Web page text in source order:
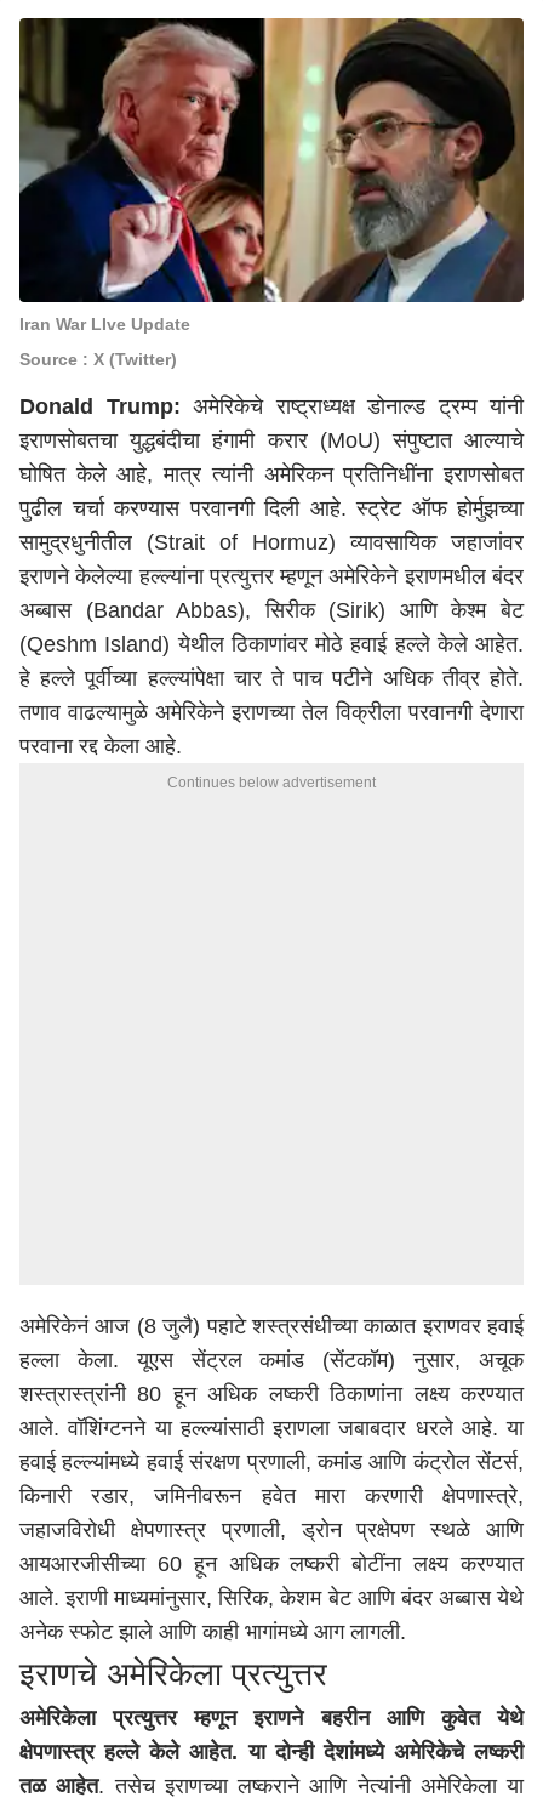
Iran War LIve Update
Source : X (Twitter)
Donald Trump: अमेरिकेचे राष्ट्राध्यक्ष डोनाल्ड ट्रम्प यांनी
इराणसोबतचा युद्धबंदीचा हंगामी करार (MoU) संपुष्टात आल्याचे
घोषित केले आहे, मात्र त्यांनी अमेरिकन प्रतिनिधींना इराणसोबत
पुढील चर्चा करण्यास परवानगी दिली आहे. स्ट्रेट ऑफ होर्मुझच्या
सामुद्रधुनीतील (Strait of Hormuz) व्यावसायिक जहाजांवर
इराणने केलेल्या हल्ल्यांना प्रत्युत्तर म्हणून अमेरिकेने इराणमधील बंदर
अब्बास (Bandar Abbas), सिरीक (Sirik) आणि केश्म बेट
(Qeshm Island) येथील ठिकाणांवर मोठे हवाई हल्ले केले आहेत.
हे हल्ले पूर्वीच्या हल्ल्यांपेक्षा चार ते पाच पटीने अधिक तीव्र होते.
तणाव वाढल्यामुळे अमेरिकेने इराणच्या तेल विक्रीला परवानगी देणारा
परवाना रद्द केला आहे.
Continues below advertisement
अमेरिकेनं आज (8 जुलै) पहाटे शस्त्रसंधीच्या काळात इराणवर हवाई
हल्ला केला. यूएस सेंट्रल कमांड (सेंटकॉम) नुसार, अचूक
शस्त्रास्त्रांनी 80 हून अधिक लष्करी ठिकाणांना लक्ष्य करण्यात
आले. वॉशिंग्टनने या हल्ल्यांसाठी इराणला जबाबदार धरले आहे. या
हवाई हल्ल्यांमध्ये हवाई संरक्षण प्रणाली, कमांड आणि कंट्रोल सेंटर्स,
किनारी रडार, जमिनीवरून हवेत मारा करणारी क्षेपणास्त्रे,
जहाजविरोधी क्षेपणास्त्र प्रणाली, ड्रोन प्रक्षेपण स्थळे आणि
आयआरजीसीच्या 60 हून अधिक लष्करी बोटींना लक्ष्य करण्यात
आले. इराणी माध्यमांनुसार, सिरिक, केशम बेट आणि बंदर अब्बास येथे
अनेक स्फोट झाले आणि काही भागांमध्ये आग लागली.
इराणचे अमेरिकेला प्रत्युत्तर
अमेरिकेला प्रत्युत्तर म्हणून इराणने बहरीन आणि कुवेत येथे
क्षेपणास्त्र हल्ले केले आहेत. या दोन्ही देशांमध्ये अमेरिकेचे लष्करी
तळ आहेत. तसेच इराणच्या लष्कराने आणि नेत्यांनी अमेरिकेला या